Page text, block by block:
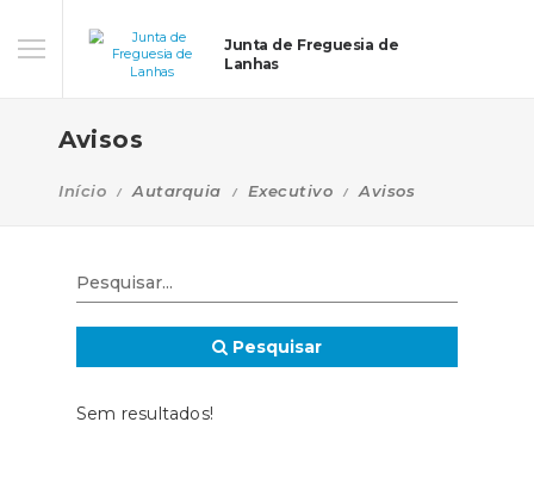
Junta de Freguesia de
Lanhas
Avisos
Início Autarquia Executivo Avisos
Pesquisar
Sem resultados!